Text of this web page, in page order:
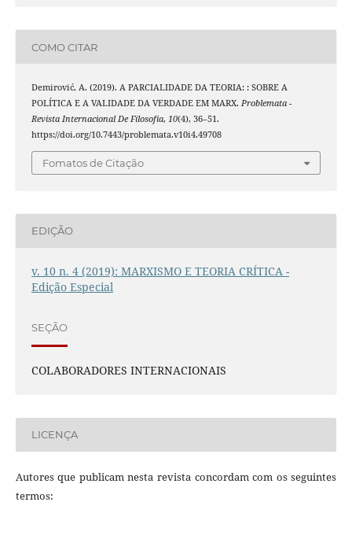
COMO CITAR
Demirović, A. (2019). A PARCIALIDADE DA TEORIA: : SOBRE A
POLÍTICA E A VALIDADE DA VERDADE EM MARX. Problemata -
Revista Internacional De Filosofia, 10(4), 36–51.
https://doi.org/10.7443/problemata.v10i4.49708
Fomatos de Citação
EDIÇÃO
v. 10 n. 4 (2019): MARXISMO E TEORIA CRÍTICA -
Edição Especial
SEÇÃO
COLABORADORES INTERNACIONAIS
LICENÇA
Autores que publicam nesta revista concordam com os seguintes
termos: